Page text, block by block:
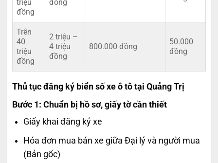
triệu
đồng
đồng
Trên
40
triệu
đồng
2 triệu –
4 triệu
đồng
800.000 đồng
50.000
đồng
Thủ tục đăng ký biển số xe ô tô tại Quảng Trị
Bước 1: Chuẩn bị hồ sơ, giấy tờ cần thiết
Giấy khai đăng ký xe
Hóa đơn mua bán xe giữa Đại lý và người mua
(Bản gốc)